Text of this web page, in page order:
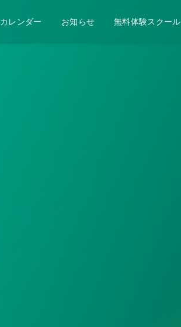
カレンダー お知らせ 無料体験スクール